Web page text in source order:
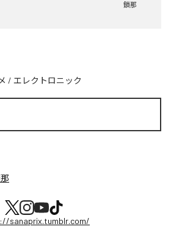
鎖那
/ エレクトロニック
sanaprix.tumblr.com/